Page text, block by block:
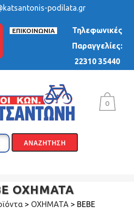
podilata.gr
ΕΠΙΚΟΙΝΩΝΙΑ
Τηλεφωνικές
Παραγγελίες:
22310 35440
0
ΟΧΗΜΑΤΑ
> ΟΧΗΜΑΤΑ > BEBE